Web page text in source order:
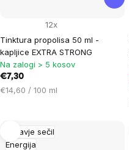
Tinktura propolisa 50 ml -
kapljice EXTRA STRONG
12x
Na zalogi > 5 kosov
€7,30
Cena
€14,60 / 100 ml
Zdravje sečil
Energija